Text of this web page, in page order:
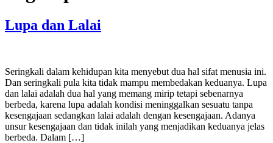
Lupa dan Lalai
Seringkali dalam kehidupan kita menyebut dua hal sifat menusia ini.
Dan seringkali pula kita tidak mampu membedakan keduanya. Lupa
dan lalai adalah dua hal yang memang mirip tetapi sebenarnya
berbeda, karena lupa adalah kondisi meninggalkan sesuatu tanpa
kesengajaan sedangkan lalai adalah dengan kesengajaan. Adanya
unsur kesengajaan dan tidak inilah yang menjadikan keduanya jelas
berbeda. Dalam […]